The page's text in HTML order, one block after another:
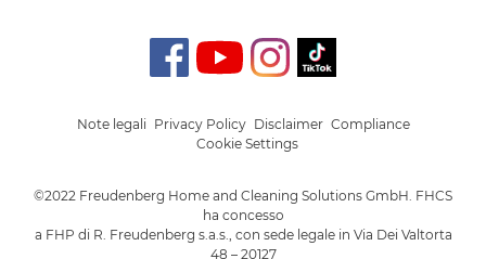
©2022 Freudenberg Home and Cleaning Solutions GmbH. FHCS
ha concesso
a FHP di R. Freudenberg s.a.s., con sede legale in Via Dei Valtorta
48 – 20127
Note legali Privacy Policy Disclaimer Compliance
Cookie Settings